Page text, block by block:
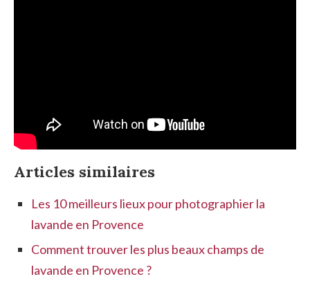
Articles similaires
Les 10 meilleurs lieux pour photographier la
lavande en Provence
Comment trouver les plus beaux champs de
lavande en Provence ?